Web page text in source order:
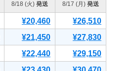
8/18 (火) 発送 8/17 (月) 発送
¥20,460
¥26,510
¥21,450
¥27,830
¥22,440
¥29,150